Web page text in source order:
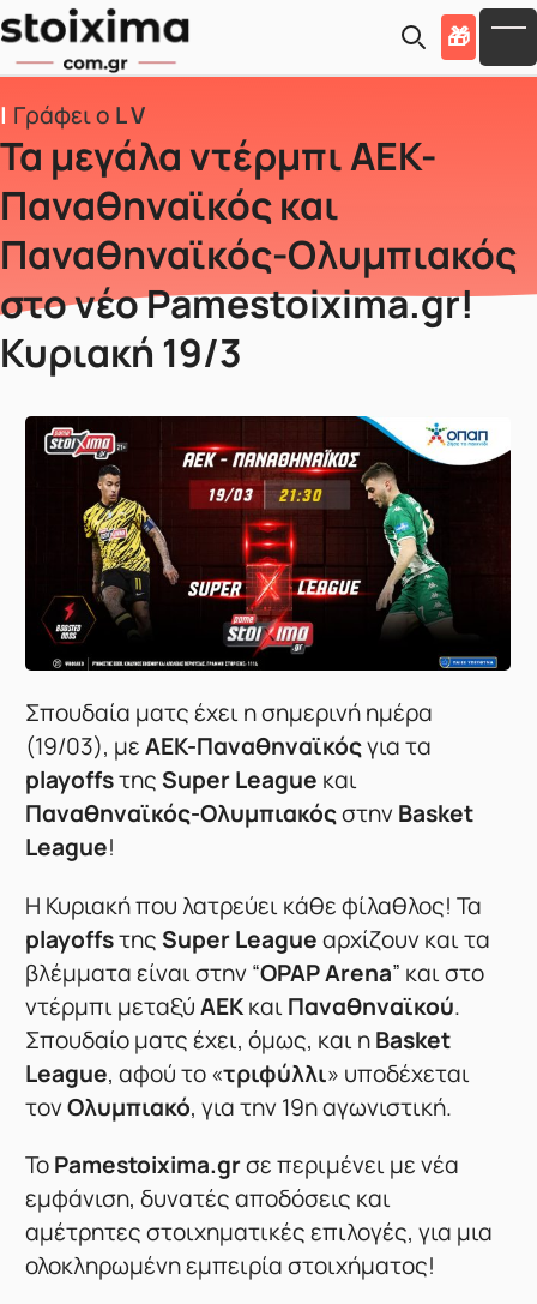
Skip to main content
🎁
Γράφει ο L V
Τα μεγάλα ντέρμπι ΑΕΚ-
Παναθηναϊκός και
Παναθηναϊκός-Ολυμπιακός
στο νέο Pamestoixima.gr!
Κυριακή 19/3
Σπουδαία ματς έχει η σημερινή ημέρα
(19/03), μεΑΕΚ-Παναθηναϊκόςγια τα
playoffsτης Super League και
Παναθηναϊκός-Ολυμπιακόςστην Basket
League!
Η Κυριακή που λατρεύει κάθε φίλαθλος! Τα
playoffsτης Super Leagueαρχίζουν και τα
βλέμματα είναι στην “OPAP Arena” και στο
ντέρμπι μεταξύΑΕΚκαιΠαναθηναϊκού.
Σπουδαίο ματς έχει, όμως, και ηBasket
League, αφού το «τριφύλλι» υποδέχεται
τονΟλυμπιακό, για την 19η αγωνιστική.
ΤοPamestoixima.grσε περιμένει με νέα
εμφάνιση, δυνατές αποδόσεις και
αμέτρητες στοιχηματικές επιλογές, για μια
ολοκληρωμένη εμπειρία στοιχήματος!